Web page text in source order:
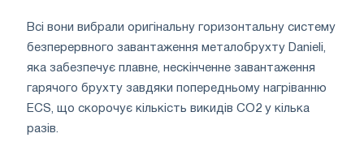
Всі вони вибрали оригінальну горизонтальну систему
безперервного завантаження металобрухту Danieli,
яка забезпечує плавне, нескінченне завантаження
гарячого брухту завдяки попередньому нагріванню
ECS, що скорочує кількість викидів CO2 у кілька
разів.